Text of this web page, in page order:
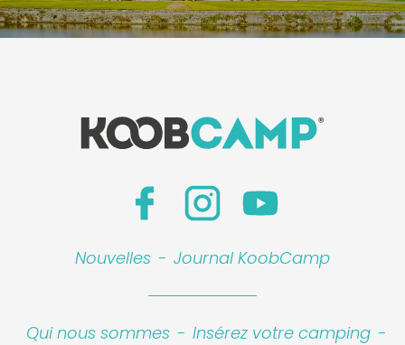
Nouvelles - Journal KoobCamp
Qui nous sommes - Insérez votre camping -